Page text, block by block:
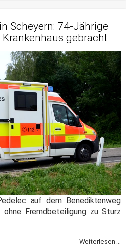
Scheyern: 74-Jährige
gebracht
auf dem Benediktenweg
Fremdbeteiligung zu Sturz
Weiterlesen ...